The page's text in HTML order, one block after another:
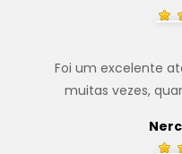
Foi um excelente
muitas vezes,